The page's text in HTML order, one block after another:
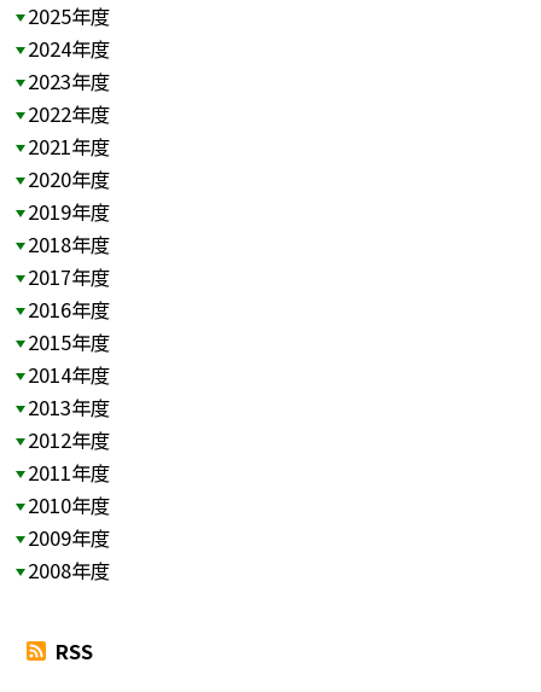
2025年度
2024年度
2023年度
2022年度
2021年度
2020年度
2019年度
2018年度
2017年度
2016年度
2015年度
2014年度
2013年度
2012年度
2011年度
2010年度
2009年度
2008年度
RSS